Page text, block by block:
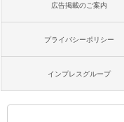
広告掲載のご案内
プライバシーポリシー
インプレスグループ